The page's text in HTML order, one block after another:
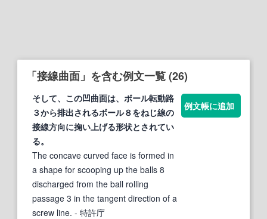
「接線曲面」を含む例文一覧 (26)
そして、この凹曲面は、ボール転動路
３から排出されるボール８をねじ線の
接線方向に掬い上げる形状とされてい
る。
The concave curved face is formed in
a shape for scooping up the balls 8
discharged from the ball rolling
passage 3 in the tangent direction of a
screw line. - 特許庁
例文帳に追加